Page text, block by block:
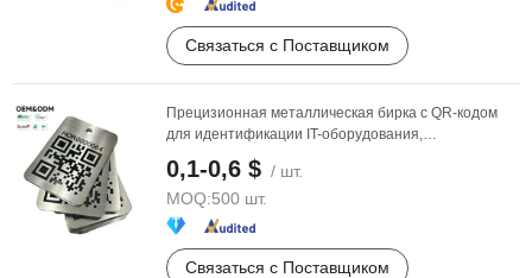
Связаться с Поставщиком
Прецизионная металлическая бирка с QR-кодом
для идентификации IT-оборудования,
металлическая ...
0,1-0,6 $ / шт.
MOQ:500 шт.
Связаться с Поставщиком